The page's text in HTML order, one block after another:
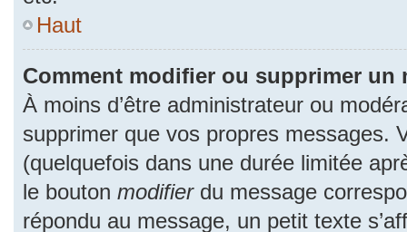
Haut
Comment modifier ou supprimer un
À moins d’être administrateur ou
supprimer que vos propres messages.
(quelquefois dans une durée limitée
le bouton modifierdu message
répondu au message, un petit texte